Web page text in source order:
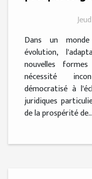
télétravail
Dans un
évolution,
nouvelles
nécessité
démocratisé à
juridiques
de la prospérité de...